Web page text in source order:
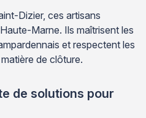
Dizier, ces artisans
Marne. Ils maîtrisent les
et respectent les
de clôture.
de solutions pour